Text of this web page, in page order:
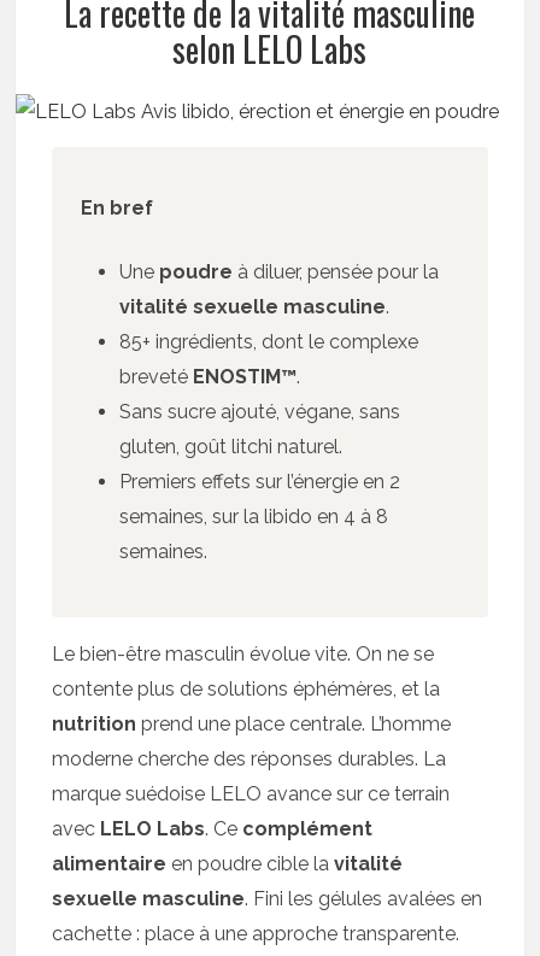
La recette de la vitalité masculine
selon LELO Labs
En bref
Une poudre à diluer, pensée pour la
vitalité sexuelle masculine.
85+ ingrédients, dont le complexe
breveté ENOSTIM™.
Sans sucre ajouté, végane, sans
gluten, goût litchi naturel.
Premiers effets sur l’énergie en 2
semaines, sur la libido en 4 à 8
semaines.
Le bien-être masculin évolue vite. On ne se
contente plus de solutions éphémères, et la
nutrition prend une place centrale. L’homme
moderne cherche des réponses durables. La
marque suédoise LELO avance sur ce terrain
avec LELO Labs. Ce complément
alimentaire en poudre cible lavitalité
sexuelle masculine. Fini les gélules avalées en
cachette : place à une approche transparente.